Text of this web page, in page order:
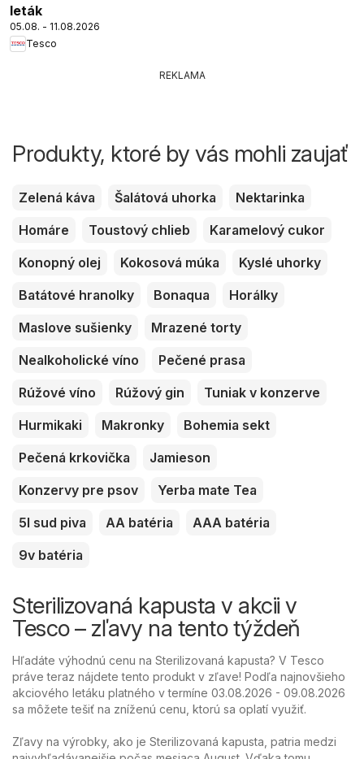
leták
05.08. - 11.08.2026
Tesco
REKLAMA
Produkty, ktoré by vás mohli zaujať
Zelená káva Šalátová uhorka
Nektarinka
Homáre
Toustový chlieb
Karamelový cukor
Konopný olej
Kokosová múka
Kyslé uhorky
Batátové hranolky
Bonaqua
Horálky
Maslove sušienky
Mrazené torty
Nealkoholické víno
Pečené prasa
Rúžové víno
Rúžový gin
Tuniak v konzerve
Hurmikaki
Makronky
Bohemia sekt
Pečená krkovička
Jamieson
Konzervy pre psov
Yerba mate Tea
5l sud piva
AA batéria
AAA batéria
9v batéria
Sterilizovaná kapusta v akcii v
Tesco – zľavy na tento týždeň
Hľadáte výhodnú cenu na Sterilizovaná kapusta? V Tesco
práve teraz nájdete tento produkt v zľave! Podľa najnovšieho
akciového letáku platného v termíne 03.08.2026 - 09.08.2026
sa môžete tešiť na zníženú cenu, ktorú sa oplatí využiť.
Zľavy na výrobky, ako je Sterilizovaná kapusta, patria medzi